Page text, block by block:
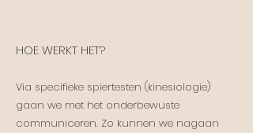
HOE WERKT HET?
Via specifieke spiertesten (kinesiologie)
gaan we met het onderbewuste
communiceren. Zo kunnen we nagaan